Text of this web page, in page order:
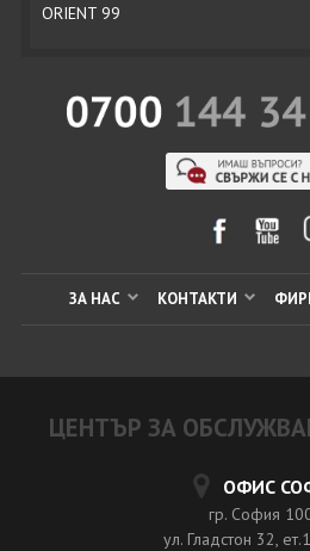
ORIENT 99
ЗА НАС КОНТАКТИ
ЦЕНТЪР ЗА
ОФИС
гр. София
ул. Гладстон 32,